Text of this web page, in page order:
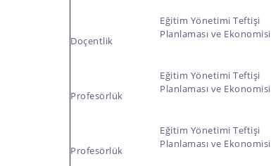
Doçentlik
Eğitim Yönetimi Teftişi
Planlaması ve Ekonomisi
Profesörlük
Eğitim Yönetimi Teftişi
Planlaması ve Ekonomisi
Profesörlük
Eğitim Yönetimi Teftişi
Planlaması ve Ekonomisi